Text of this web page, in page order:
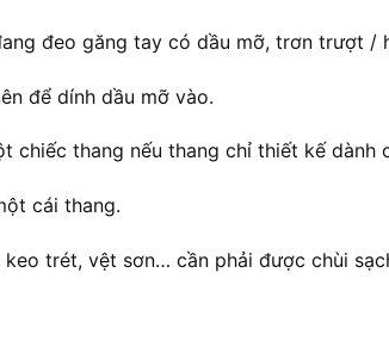
đeo găng tay có dầu mỡ, trơn trượt /
để dính dầu mỡ vào.
chiếc thang nếu thang chỉ thiết kế dành
cái thang.
trét, vệt sơn… cần phải được chùi